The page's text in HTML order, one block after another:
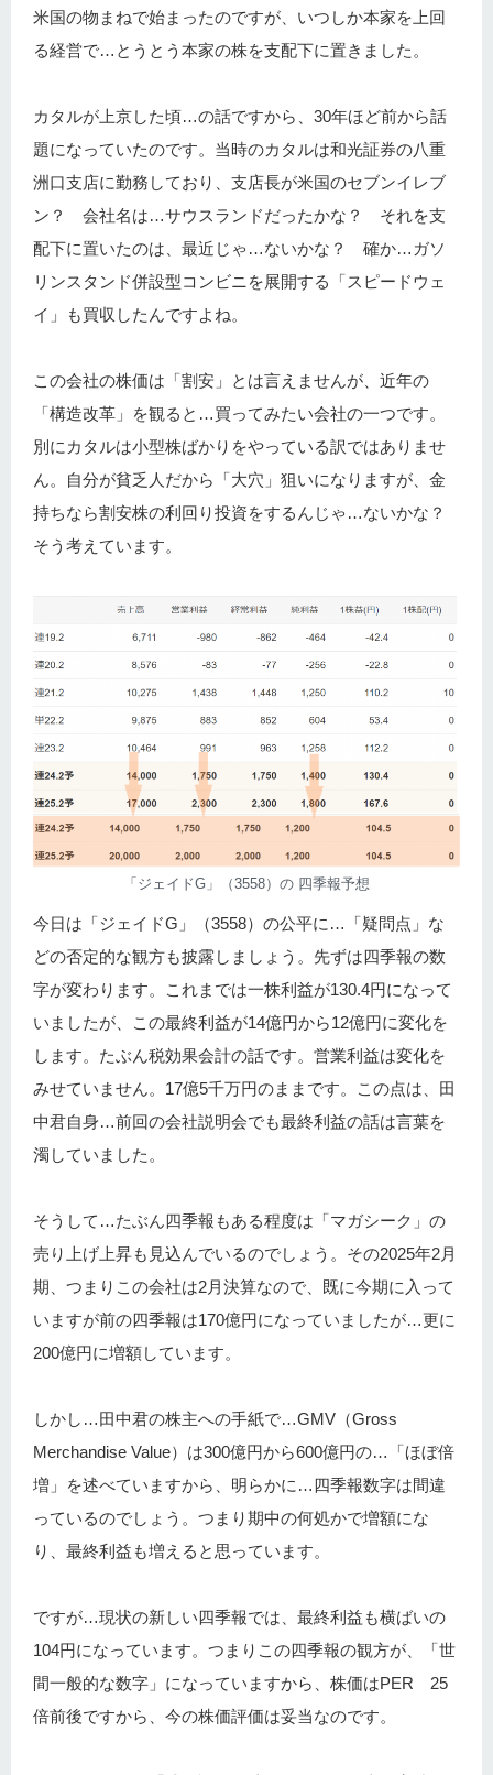
米国の物まねで始まったのですが、いつしか本家を上回
る経営で…とうとう本家の株を支配下に置きました。
カタルが上京した頃…の話ですから、30年ほど前から話
題になっていたのです。当時のカタルは和光証券の八重
洲口支店に勤務しており、支店長が米国のセブンイレブ
ン？ 会社名は…サウスランドだったかな？ それを支
配下に置いたのは、最近じゃ…ないかな？ 確か…ガソ
リンスタンド併設型コンビニを展開する「スピードウェ
イ」も買収したんですよね。
この会社の株価は「割安」とは言えませんが、近年の
「構造改革」を観ると…買ってみたい会社の一つです。
別にカタルは小型株ばかりをやっている訳ではありませ
ん。自分が貧乏人だから「大穴」狙いになりますが、金
持ちなら割安株の利回り投資をするんじゃ…ないかな？
そう考えています。
「ジェイドG」（3558）の 四季報予想
今日は「ジェイドG」（3558）の公平に…「疑問点」な
どの否定的な観方も披露しましょう。先ずは四季報の数
字が変わります。これまでは一株利益が130.4円になって
いましたが、この最終利益が14億円から12億円に変化を
します。たぶん税効果会計の話です。営業利益は変化を
みせていません。17億5千万円のままです。この点は、田
中君自身…前回の会社説明会でも最終利益の話は言葉を
濁していました。
そうして…たぶん四季報もある程度は「マガシーク」の
売り上げ上昇も見込んでいるのでしょう。その2025年2月
期、つまりこの会社は2月決算なので、既に今期に入って
いますが前の四季報は170億円になっていましたが…更に
200億円に増額しています。
しかし…田中君の株主への手紙で…GMV（Gross
Merchandise Value）は300億円から600億円の…「ほぼ倍
増」を述べていますから、明らかに…四季報数字は間違
っているのでしょう。つまり期中の何処かで増額にな
り、最終利益も増えると思っています。
ですが…現状の新しい四季報では、最終利益も横ばいの
104円になっています。つまりこの四季報の観方が、「世
間一般的な数字」になっていますから、株価はPER 25
倍前後ですから、今の株価評価は妥当なのです。